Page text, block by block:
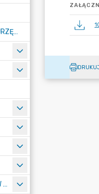
POLITYKA CIĄGŁOŚCI DZIAŁANIA URZĘDU MIASTA ŻORY
OCHRONA DANYCH OSOBOWYCH W URZĘDZIE MIASTA ŻORY - RODO